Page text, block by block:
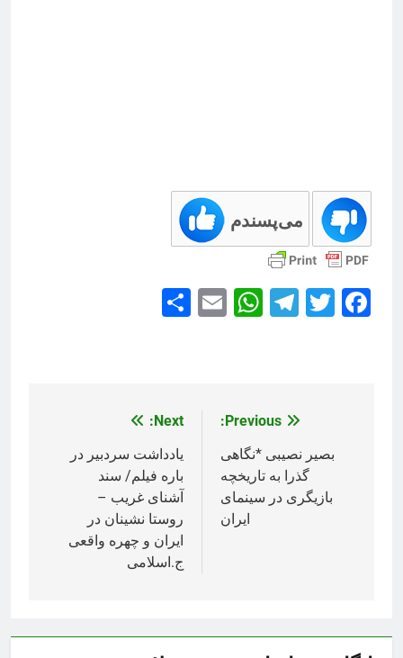
می‌پسندم
Facebook
Twitter
Telegram
WhatsApp
Email
راهبری
نوشته
Previous:
بصیر نصیبی *نگاهی
گذرا به تاریخچه
بازیگری در سینمای
ایران
Next:
یادداشت سردبیر در
باره فیلم/ سند
آشنای غریب –
روستا نشینان در
ایران و چهره واقعی
ج.اسلامی